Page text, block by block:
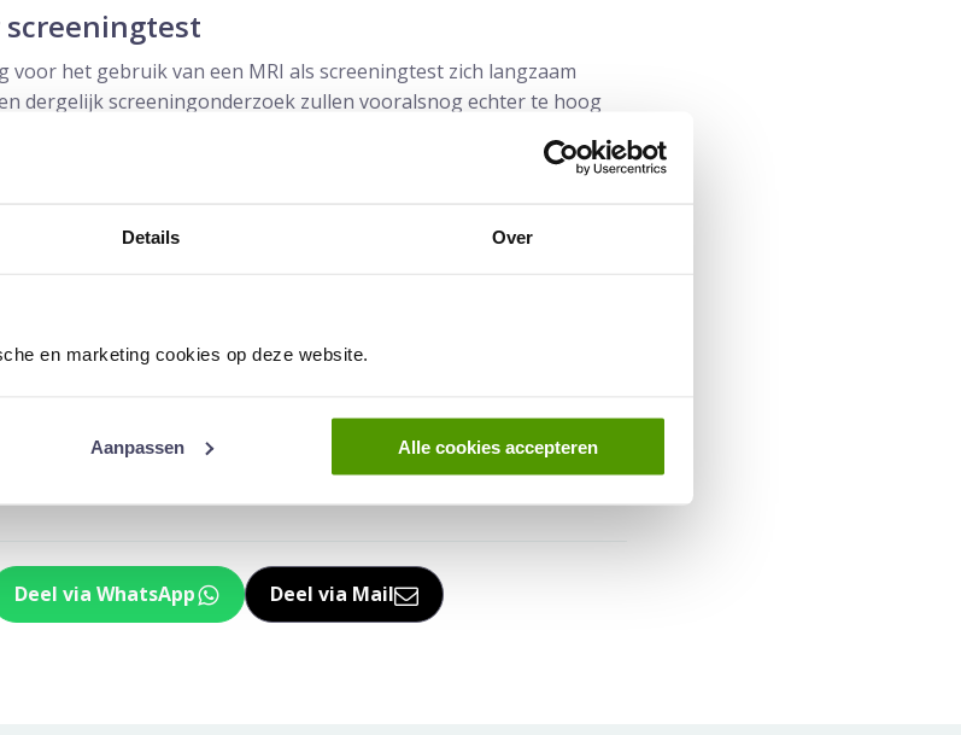
Details Over
en marketing cookies op deze website.
Aanpassen Alle cookies accepteren
screeningtest
voor het gebruik van een MRI als screeningtest zich langzaam
dergelijk screeningonderzoek zullen vooralsnog echter te hoog
zijn leiding wereldwijd gerenommeerd.
Deel via WhatsApp
Deel dit via Whatsapp
Deel via Mail
Delen via de Mail